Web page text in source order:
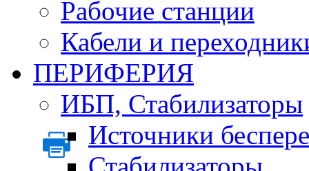
Рабочие станции
Кабели и
ПЕРИФЕРИЯ
ИБП, Стабилизаторы
Источники